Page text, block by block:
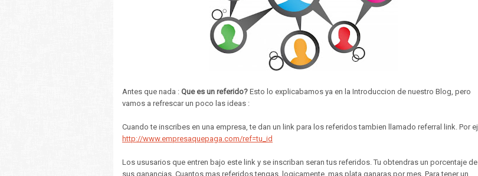
Antes que nada : Que es un referido? Esto lo explicabamos ya en la Introduccion de nuestro Blog, pero
vamos a refrescar un poco las ideas :
Cuando te inscribes en una empresa, te dan un link para los referidos tambien llamado referral link. Por ej
http://www.empresaquepaga.com/ref=tu_id
Los ususarios que entren bajo este link y se inscriban seran tus referidos. Tu obtendras un porcentaje de
sus ganancias. Cuantos mas referidos tengas, logicamente, mas plata ganaras por mes. Para tener un